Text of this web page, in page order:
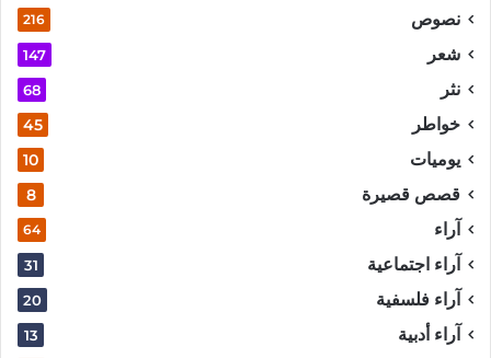
نصوص 216
شعر 147
نثر 68
خواطر 45
يوميات 10
قصص قصيرة 8
آراء 64
آراء اجتماعية 31
آراء فلسفية 20
آراء أدبية 13